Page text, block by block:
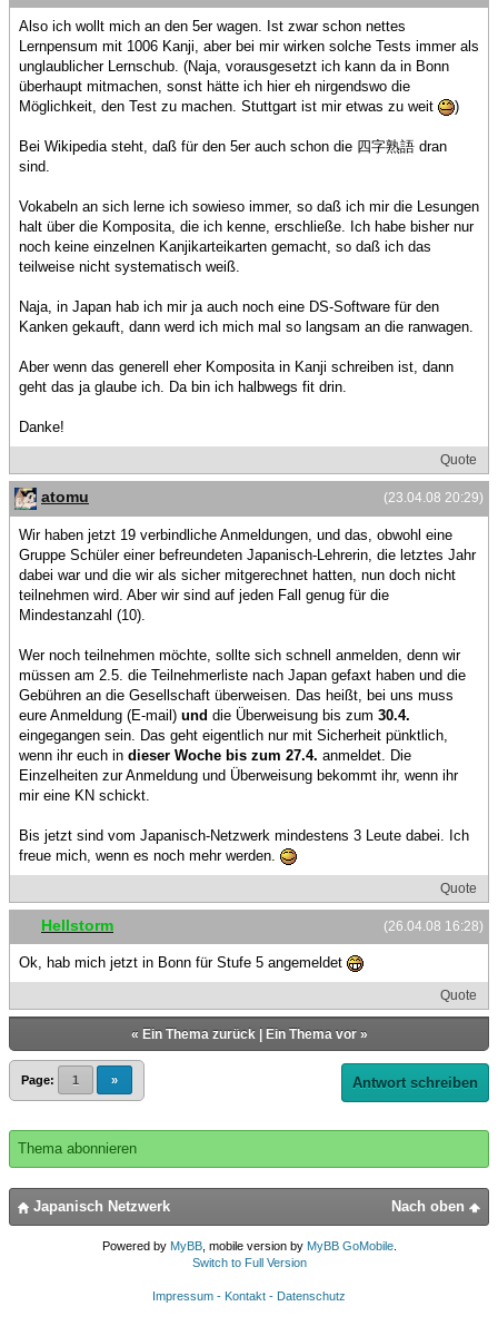
Also ich wollt mich an den 5er wagen. Ist zwar schon nettes
Lernpensum mit 1006 Kanji, aber bei mir wirken solche Tests immer als
unglaublicher Lernschub. (Naja, vorausgesetzt ich kann da in Bonn
überhaupt mitmachen, sonst hätte ich hier eh nirgendswo die
Möglichkeit, den Test zu machen. Stuttgart ist mir etwas zu weit
)
Bei Wikipedia steht, daß für den 5er auch schon die 四字熟語 dran
sind.
Vokabeln an sich lerne ich sowieso immer, so daß ich mir die Lesungen
halt über die Komposita, die ich kenne, erschließe. Ich habe bisher nur
noch keine einzelnen Kanjikarteikarten gemacht, so daß ich das
teilweise nicht systematisch weiß.
Naja, in Japan hab ich mir ja auch noch eine DS-Software für den
Kanken gekauft, dann werd ich mich mal so langsam an die ranwagen.
Aber wenn das generell eher Komposita in Kanji schreiben ist, dann
geht das ja glaube ich. Da bin ich halbwegs fit drin.
Danke!
Quote
(23.04.08 20:29)
atomu
Wir haben jetzt 19 verbindliche Anmeldungen, und das, obwohl eine
Gruppe Schüler einer befreundeten Japanisch-Lehrerin, die letztes Jahr
dabei war und die wir als sicher mitgerechnet hatten, nun doch nicht
teilnehmen wird. Aber wir sind auf jeden Fall genug für die
Mindestanzahl (10).
Wer noch teilnehmen möchte, sollte sich schnell anmelden, denn wir
müssen am 2.5. die Teilnehmerliste nach Japan gefaxt haben und die
Gebühren an die Gesellschaft überweisen. Das heißt, bei uns muss
eure Anmeldung (E-mail) und die Überweisung bis zum 30.4.
eingegangen sein. Das geht eigentlich nur mit Sicherheit pünktlich,
wenn ihr euch in dieser Woche bis zum 27.4. anmeldet. Die
Einzelheiten zur Anmeldung und Überweisung bekommt ihr, wenn ihr
mir eine KN schickt.
Bis jetzt sind vom Japanisch-Netzwerk mindestens 3 Leute dabei. Ich
freue mich, wenn es noch mehr werden.
Quote
(26.04.08 16:28)
Hellstorm
Ok, hab mich jetzt in Bonn für Stufe 5 angemeldet
Quote
« Ein Thema zurück| Ein Thema vor»
Page: 1 » Antwort schreiben
Thema abonnieren
Nach oben
Japanisch Netzwerk
Powered by MyBB, mobile version by MyBB GoMobile.
Switch to Full Version
Impressum - Kontakt - Datenschutz